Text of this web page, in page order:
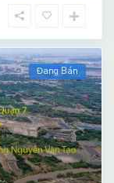
Đang Bán